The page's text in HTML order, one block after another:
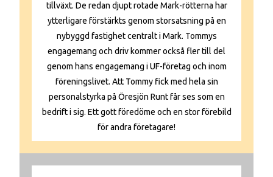
tillväxt. De redan djupt rotade Mark-rötterna har
ytterligare förstärkts genom storsatsning på en
nybyggd fastighet centralt i Mark. Tommys
engagemang och driv kommer också fler till del
genom hans engagemang i UF-företag och inom
föreningslivet. Att Tommy fick med hela sin
personalstyrka på Öresjön Runt får ses som en
bedrift i sig. Ett gott föredöme och en stor förebild
för andra företagare!